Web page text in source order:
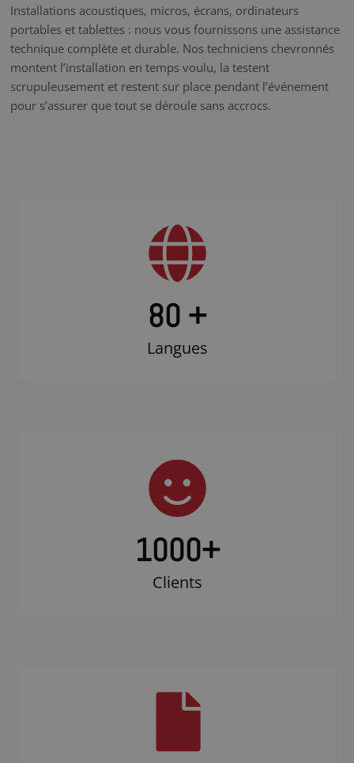
Installations acoustiques, micros, écrans, ordinateurs
portables et tablettes : nous vous fournissons une assistance
technique complète et durable. Nos techniciens chevronnés
montent l’installation en temps voulu, la testent
scrupuleusement et restent sur place pendant l’événement
pour s’assurer que tout se déroule sans accrocs.
80 +
Langues
1000+
Clients